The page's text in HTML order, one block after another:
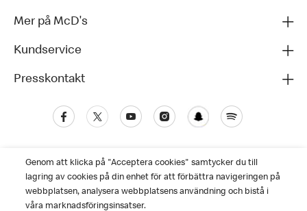
Mer på McD's
Kundservice
Presskontakt
Genom att klicka på "Acceptera cookies" samtycker du till
lagring av cookies på din enhet för att förbättra navigeringen på
webbplatsen, analysera webbplatsens användning och bistå i
våra marknadsföringsinsatser.